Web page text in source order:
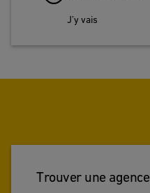
J’y vais
Trouver une agence